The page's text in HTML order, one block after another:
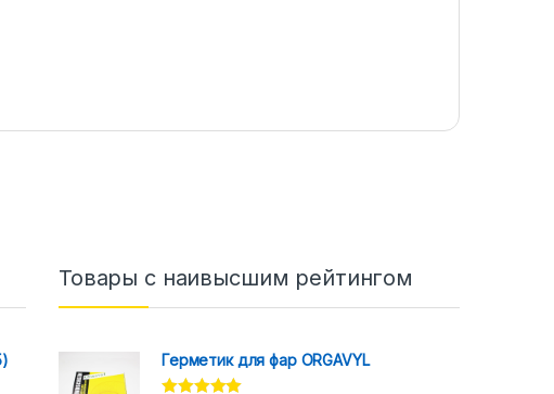
Товары с наивысшим рейтингом
Герметик для фар ORGAVYL